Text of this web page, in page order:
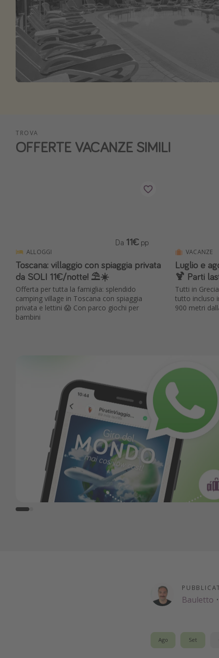
TROVA
OFFERTE VACANZE SIMILI
ALLOGGI
Toscana: villaggio con spiaggia privata
da SOLI 11€/notte! ⛱️☀️
Offerta per tutta la famiglia: splendido
camping village in Toscana con spiaggia
privata e lettini 😱 Con parco giochi per
bambini
Da 11€ pp
VACANZE
Luglio e
🍹 Parti
Tutti in
tutto incluso
900 metri
Bauletto ·
Ago Set